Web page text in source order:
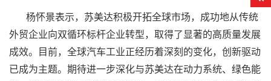
杨怀景表示， 苏美达积极开拓全球市场，成功地从传统
外贸企业向双循环标杆企业转型，取得了显著的高质量发展
成效。目前，全球汽车工业正经历着深刻的变化，创新驱动
已成为主题。期待进一步深化与苏美达在动力系统、绿色能